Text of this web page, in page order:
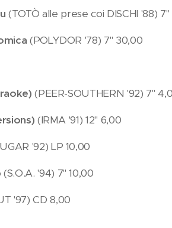
(TOTÒ alle prese coi DISCHI '88) 7"
(POLYDOR '78) 7" 30,00
(PEER-SOUTHERN '92) 7"
(IRMA '91) 12" 6,00
'92) LP 10,00
(S.O.A. '94) 7" 10,00
'97) CD 8,00